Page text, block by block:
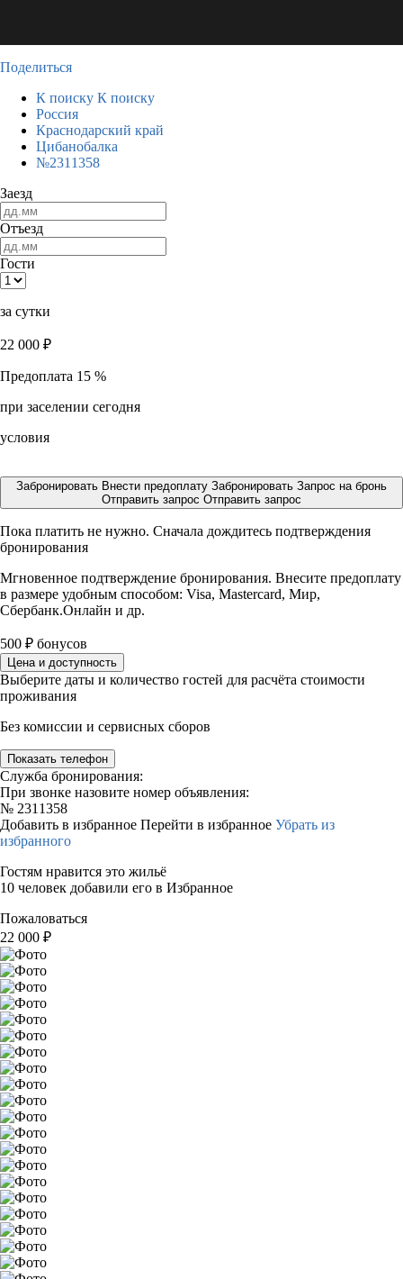
Поделиться
К поиску К поиску
Россия
Краснодарский край
Цибанобалка
№2311358
Заезд
Отъезд
Гости
за сутки
22 000 ₽
Предоплата 15 %
при заселении сегодня
условия
Забронировать Внести предоплату Забронировать Запрос на бронь
Отправить запрос Отправить запрос
Пока платить не нужно. Сначала дождитесь подтверждения
бронирования
Мгновенное подтверждение бронирования. Внесите предоплату
в размере удобным способом: Visa, Mastercard, Мир,
Сбербанк.Онлайн и др.
500 ₽ бонусов
Цена и доступность
Выберите даты и количество гостей для расчёта стоимости
проживания
Без комиссии и сервисных сборов
Показать телефон
Служба бронирования:
При звонке назовите номер объявления:
№ 2311358
Добавить в избранное Перейти в избранное Убрать из
избранного
Гостям нравится это жильё
10 человек добавили его в Избранное
Пожаловаться
22 000 ₽